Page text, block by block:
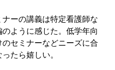
ーの講義は特定看護師な
ように感じた。低学年向
セミナーなどニーズに合
たら嬉しい。